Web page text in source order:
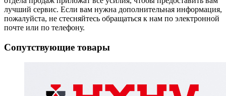
лучший сервис. Если вам нужна дополнительная информация,
пожалуйста, не стесняйтесь обращаться к нам по электронной
почте или по телефону.
Сопутствующие товары